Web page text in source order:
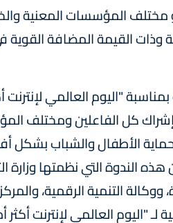
مختلف المؤسسات المعنية
وذات القيمة المضافة
المنظمة بمناسبة "اليوم العالمي
إشراك كل الفاعلين ومختلف
الأطفال والشباب بشكل
الندوة التي نظمتها وزارة
ووكالة التنمية الرقمية،
لـ "اليوم العالمي لإنترنت